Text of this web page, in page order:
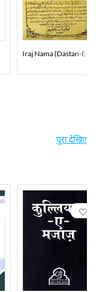
Iraj Nama (Dastan-E-
पूरा देखिए